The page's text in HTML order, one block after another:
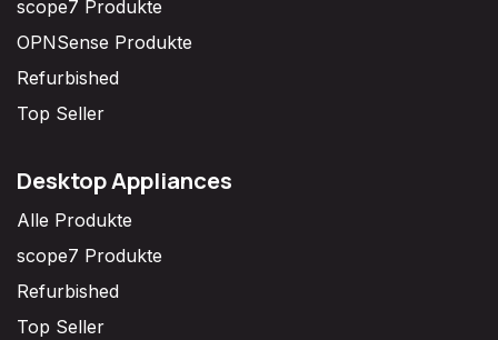
scope7 Produkte
OPNSense Produkte
Refurbished
Top Seller
Desktop Appliances
Alle Produkte
scope7 Produkte
Refurbished
Top Seller